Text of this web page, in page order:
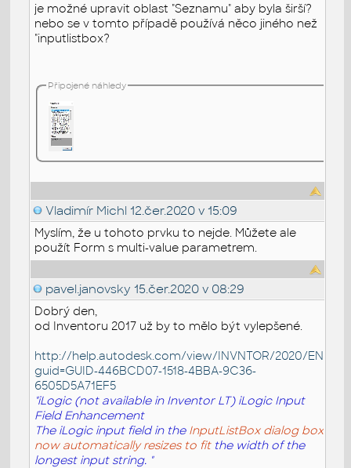
je možné upravit oblast "Seznamu" aby byla širší?
nebo se v tomto případě používá něco jiného než
"inputlistbox?
Připojené náhledy
Vladimír Michl 12.čer.2020 v 15:09
Myslím, že u tohoto prvku to nejde. Můžete ale
použít Form s multi-value parametrem.
pavel.janovsky 15.čer.2020 v 08:29
Dobrý den,
od Inventoru 2017 už by to mělo být vylepšené.
http://help.autodesk.com/view/INVNTOR/2020/ENU/?
guid=GUID-446BCD07-1518-4BBA-9C36-
6505D5A71EF5
"iLogic (not available in Inventor LT) iLogic Input
Field Enhancement
The iLogic input field in the InputListBox dialog box
now automatically resizes to fitthe width of the
longest input string. "